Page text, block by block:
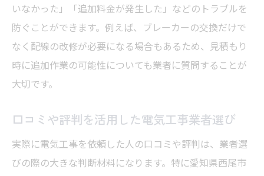
いなかった」「追加料金が発生した」などのトラブルを
防ぐことができます。例えば、ブレーカーの交換だけで
なく配線の改修が必要になる場合もあるため、見積もり
時に追加作業の可能性についても業者に質問することが
大切です。
口コミや評判を活用した電気工事業者選び
実際に電気工事を依頼した人の口コミや評判は、業者選
びの際の大きな判断材料になります。特に愛知県西尾市